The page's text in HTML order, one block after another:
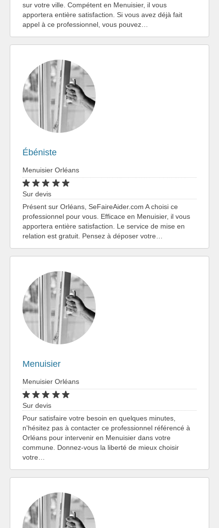
sur votre ville. Compétent en Menuisier, il vous
apportera entière satisfaction. Si vous avez déjà fait
appel à ce professionnel, vous pouvez…
Ébéniste
Menuisier Orléans
Sur devis
Présent sur Orléans, SeFaireAider.com A choisi ce
professionnel pour vous. Efficace en Menuisier, il vous
apportera entière satisfaction. Le service de mise en
relation est gratuit. Pensez à déposer votre…
Menuisier
Menuisier Orléans
Sur devis
Pour satisfaire votre besoin en quelques minutes,
n'hésitez pas à contacter ce professionnel référencé à
Orléans pour intervenir en Menuisier dans votre
commune. Donnez-vous la liberté de mieux choisir
votre…